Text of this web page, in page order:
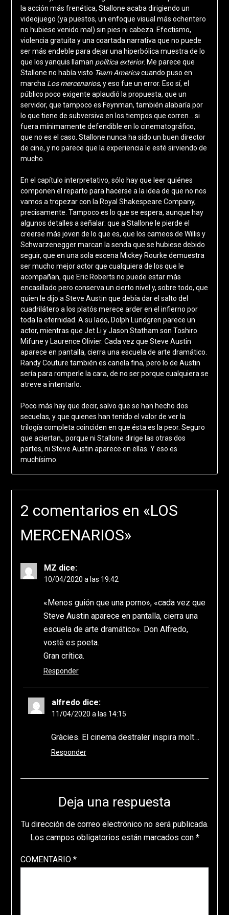
la acción más frenética, Stallone acaba dirigiendo un
videojuego (ya puestos, un enfoque visual más ochentero
no hubiese venido mal) sin pies ni cabeza. Efectismo,
violencia gratuita y una coartada narrativa que no puede
ser más endeble para dejar una hiperbólica muestra de lo
que los yanquis llaman política exterior. Me parece que
Stallone no había visto Team Americacuando puso en
marcha Los mercenarios, y eso fue un error. Eso sí, el
público poco exigente aplaudió la propuesta, que un
servidor, que tampoco es Feynman, también alabaría por
lo que tiene de subversiva en los tiempos que corren… si
fuera mínimamente defendible en lo cinematográfico,
que no es el caso. Stallone nunca ha sido un buen director
de cine, y no parece que la experiencia le esté sirviendo de
mucho.
En el capítulo interpretativo, sólo hay que leer quiénes
componen el reparto para hacerse a la idea de que no nos
vamos a tropezar con la Royal Shakespeare Company,
precisamente. Tampoco es lo que se espera, aunque hay
algunos detalles a señalar: que a Stallone le pierde el
creerse más joven de lo que es, que los cameos de Willis y
Schwarzenegger marcan la senda que se hubiese debido
seguir, que en una sola escena Mickey Rourke demuestra
ser mucho mejor actor que cualquiera de los que le
acompañan, que Eric Roberts no puede estar más
encasillado pero conserva un cierto nivel y, sobre todo, que
quien le dijo a Steve Austin que debía dar el salto del
cuadrilátero a los platós merece arder en el infierno por
toda la eternidad. A su lado, Dolph Lundgren parece un
actor, mientras que Jet Li y Jason Statham son Toshiro
Mifune y Laurence Olivier. Cada vez que Steve Austin
aparece en pantalla, cierra una escuela de arte dramático.
Randy Couture también es canela fina, pero lo de Austin
sería para romperle la cara, de no ser porque cualquiera se
atreve a intentarlo.
Poco más hay que decir, salvo que se han hecho dos
secuelas, y que quienes han tenido el valor de ver la
trilogía completa coinciden en que ésta es la peor. Seguro
que aciertan,, porque ni Stallone dirige las otras dos
partes, ni Steve Austin aparece en ellas. Y eso es
muchísimo.
2 comentarios en «LOS
MERCENARIOS»
MZ dice:
10/04/2020 a las 19:42
«Menos guión que una porno», «cada vez que
Steve Austin aparece en pantalla, cierra una
escuela de arte dramático». Don Alfredo,
vostè es poeta.
Gran crítica.
Responder
alfredo dice:
11/04/2020 a las 14:15
Gràcies. El cinema destraler inspira molt…
Responder
Deja una respuesta
Tu dirección de correo electrónico no será publicada.
Los campos obligatorios están marcados con *
COMENTARIO *